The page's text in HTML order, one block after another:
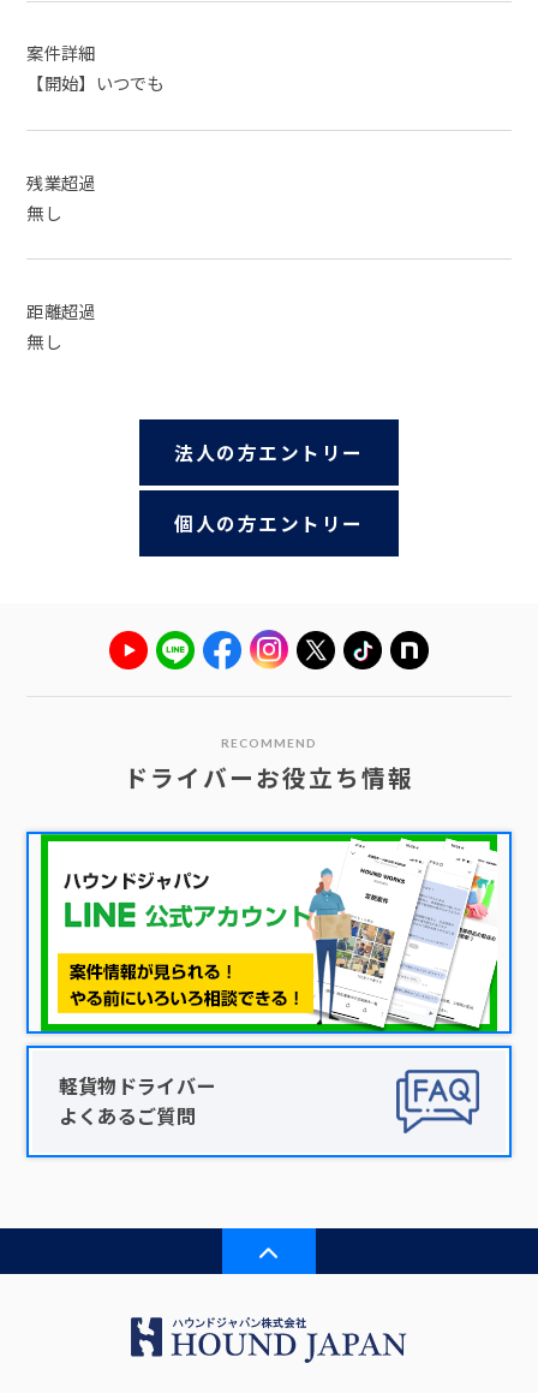
案件詳細
【開始】いつでも
残業超過
無し
距離超過
無し
法人の方エントリー
個人の方エントリー
RECOMMEND
ドライバーお役立ち情報
軽貨物ドライバー
よくあるご質問